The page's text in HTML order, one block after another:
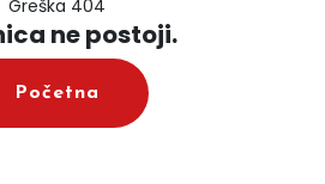
Greška 404
ne postoji.
Početna